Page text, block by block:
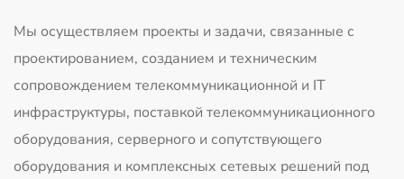
Мы осуществляем проекты и задачи, связанные с
проектированием, созданием и техническим
сопровождением телекоммуникационной и IT
инфраструктуры, поставкой телекоммуникационного
оборудования, серверного и сопутствующего
оборудования и комплексных сетевых решений под